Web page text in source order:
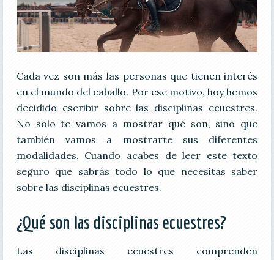
Cada vez son más las personas que tienen interés
en el mundo del caballo. Por ese motivo, hoy hemos
decidido escribir sobre las disciplinas ecuestres.
No solo te vamos a mostrar qué son, sino que
también vamos a mostrarte sus diferentes
modalidades. Cuando acabes de leer este texto
seguro que sabrás todo lo que necesitas saber
sobre las disciplinas ecuestres.
¿Qué son las disciplinas ecuestres?
Las disciplinas ecuestres comprenden